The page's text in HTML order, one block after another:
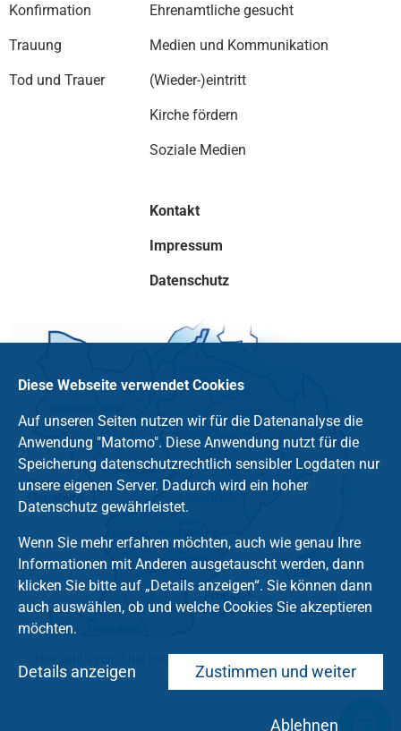
Konfirmation
Trauung
Tod und Trauer
Ehrenamtliche gesucht
Medien und Kommunikation
(Wieder-)eintritt
Kirche fördern
Soziale Medien
Kontakt
Impressum
Datenschutz
Diese Webseite verwendet Cookies
Auf unseren Seiten nutzen wir für die Datenanalyse die
Anwendung "Matomo". Diese Anwendung nutzt für die
Speicherung datenschutzrechtlich sensibler Logdaten nur
unsere eigenen Server. Dadurch wird ein hoher
Datenschutz gewährleistet.
Wenn Sie mehr erfahren möchten, auch wie genau Ihre
Informationen mit Anderen ausgetauscht werden, dann
klicken Sie bitte auf „Details anzeigen“. Sie können dann
auch auswählen, ob und welche Cookies Sie akzeptieren
möchten.
Zustimmen und weiter
Details anzeigen
Ablehnen
Hier geht's zum Chat mit dem Team des Kirchenkreises